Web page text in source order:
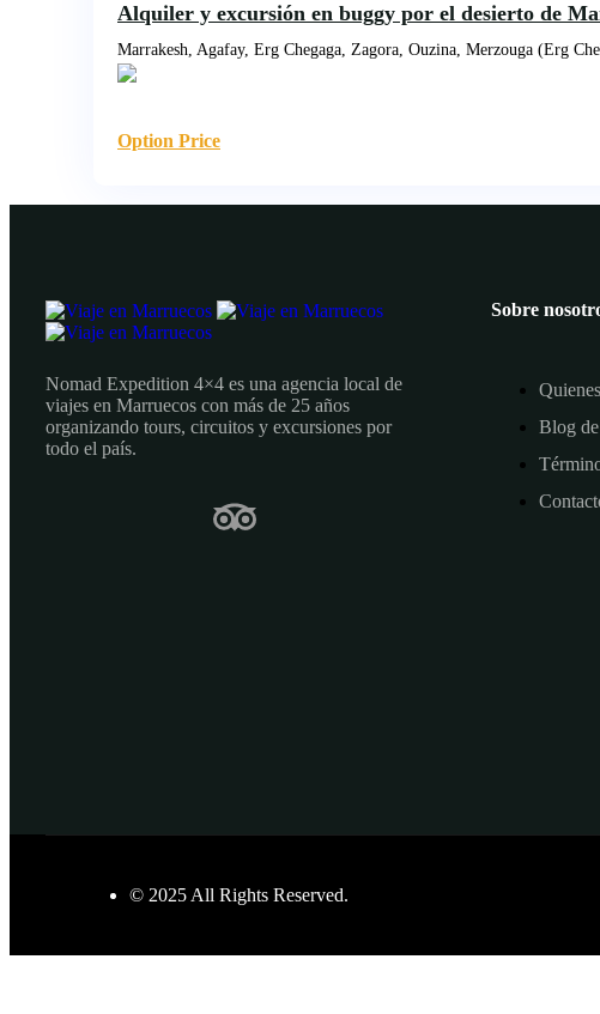
Alquiler y excursión en buggy por el desierto de
Marrakesh, Agafay, Erg Chegaga, Zagora, Ouzina, Merzouga (Erg
Option Price
Nomad Expedition 4×4 es una agencia local de
viajes en Marruecos con más de 25 años
organizando tours, circuitos y excursiones por
todo el país.
Sobre
Blog
© 2025 All Rights Reserved.